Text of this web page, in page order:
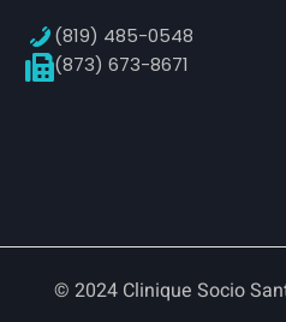
(819) 485-0548
(873) 673-8671
© 2024 Clinique Socio